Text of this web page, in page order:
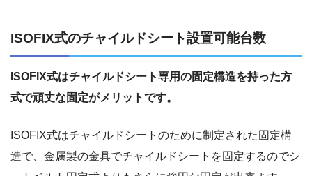
ISOFIX式のチャイルドシート設置可能台数
ISOFIX式はチャイルドシート専用の固定構造を持った方
式で頑丈な固定がメリットです。
ISOFIX式はチャイルドシートのために制定された固定構
造で、金属製の金具でチャイルドシートを固定するのでシ